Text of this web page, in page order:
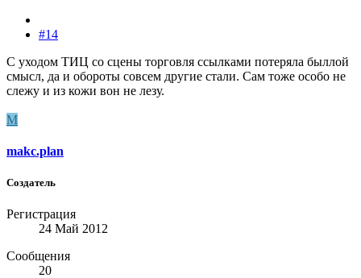
#14
С уходом ТИЦ со сцены торговля ссылками потеряла быллой
смысл, да и обороты совсем другие стали. Сам тоже особо не
слежу и из кожи вон не лезу.
M
makc.plan
Создатель
Регистрация
24 Май 2012
Сообщения
20